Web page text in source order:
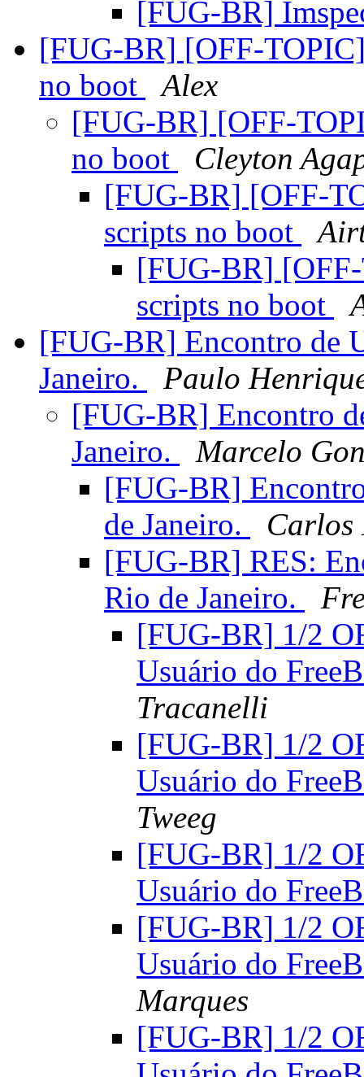
[FUG-BR]
[FUG-BR] [OFF-
no boot
Alex
[FUG-BR] [OFF-
no boot
Cleyton
[FUG-BR] [OFF-
scripts no boot
[FUG-BR] [OFF-
scripts no boot
[FUG-BR] Encontro de
Janeiro.
Paulo
[FUG-BR] Encontro
Janeiro.
Marcelo
[FUG-BR]
de Janeiro.
Carlos
[FUG-BR] RES:
Rio de Janeiro.
[FUG-BR] 1/2
Usuário do
Tracanelli
[FUG-BR] 1/2
Usuário do
Tweeg
[FUG-BR] 1/2
Usuário do
[FUG-BR] 1/2
Usuário do
Marques
[FUG-BR] 1/2